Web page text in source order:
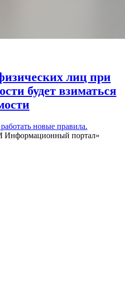
лиц при
будет взиматься
новые правила.
Информационный портал»